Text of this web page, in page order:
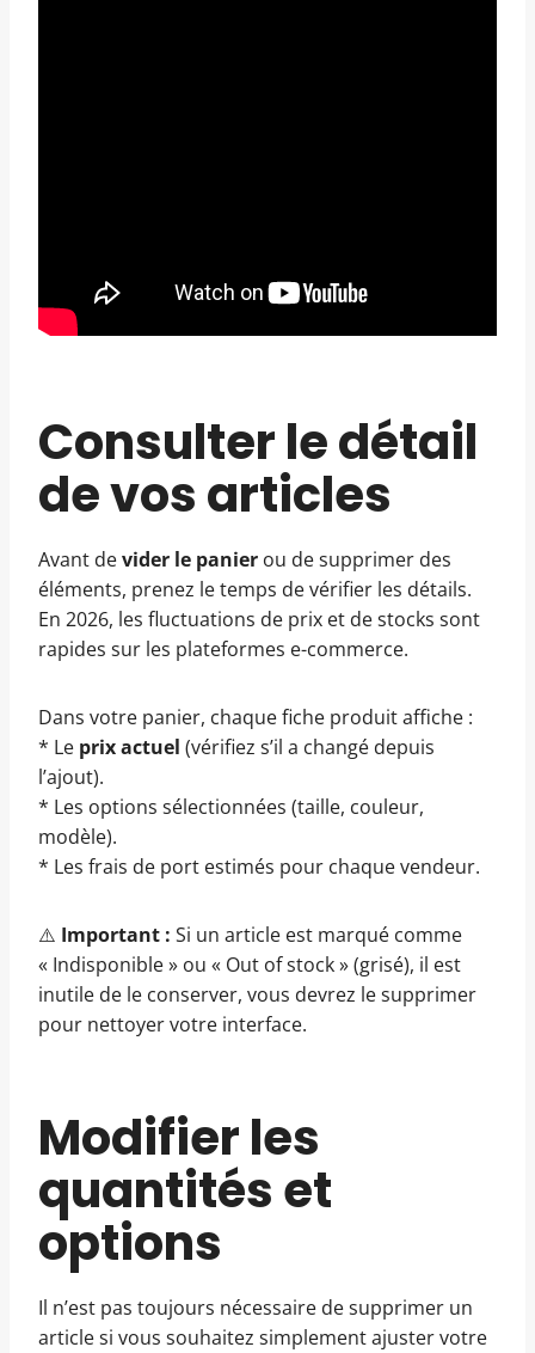
Consulter le détail
de vos articles
Avant devider le panier ou de supprimer des
éléments, prenez le temps de vérifier les détails.
En 2026, les fluctuations de prix et de stocks sont
rapides sur les plateformes e-commerce.
Dans votre panier, chaque fiche produit affiche :
* Le prix actuel (vérifiez s’il a changé depuis
l’ajout).
* Les options sélectionnées (taille, couleur,
modèle).
* Les frais de port estimés pour chaque vendeur.
⚠️ Important : Si un article est marqué comme
« Indisponible » ou « Out of stock » (grisé), il est
inutile de le conserver, vous devrez le supprimer
pour nettoyer votre interface.
Modifier les
quantités et
options
Il n’est pas toujours nécessaire de supprimer un
article si vous souhaitez simplement ajuster votre